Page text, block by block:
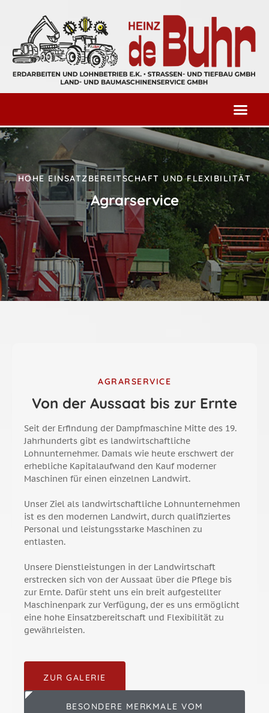
HOHE EINSATZBEREITSCHAFT UND FLEXIBILITÄT
Agrarservice
AGRARSERVICE
Von der Aussaat bis zur Ernte
Seit der Erfindung der Dampfmaschine Mitte des 19.
Jahrhunderts gibt es landwirtschaftliche
Lohnunternehmer. Damals wie heute erschwert der
erhebliche Kapitalaufwand den Kauf moderner
Maschinen für einen einzelnen Landwirt.
Unser Ziel als landwirtschaftliche Lohnunternehmen
ist es den modernen Landwirt, durch qualifiziertes
Personal und leistungsstarke Maschinen zu
entlasten.
Unsere Dienstleistungen in der Landwirtschaft
erstrecken sich von der Aussaat über die Pflege bis
zur Ernte. Dafür steht uns ein breit aufgestellter
Maschinenpark zur Verfügung, der es uns ermöglicht
eine hohe Einsatzbereitschaft und Flexibilität zu
gewährleisten.
ZUR GALERIE
BESONDERE MERKMALE VOM